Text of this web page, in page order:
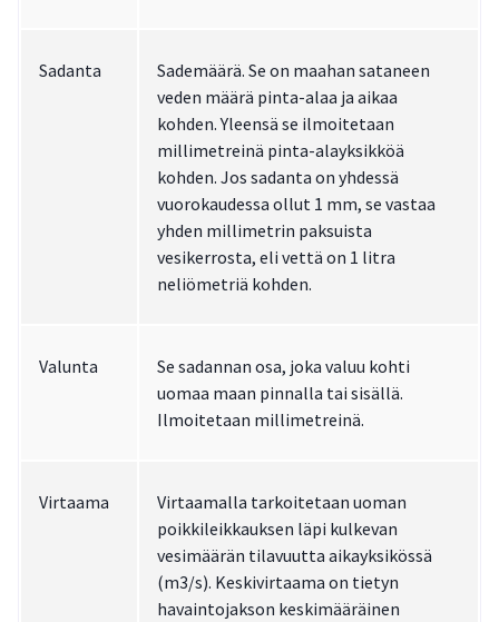
Sadanta
Sademäärä. Se on maahan sataneen
veden määrä pinta-alaa ja aikaa
kohden. Yleensä se ilmoitetaan
millimetreinä pinta-alayksikköä
kohden. Jos sadanta on yhdessä
vuorokaudessa ollut 1 mm, se vastaa
yhden millimetrin paksuista
vesikerrosta, eli vettä on 1 litra
neliömetriä kohden.
Valunta
Se sadannan osa, joka valuu kohti
uomaa maan pinnalla tai sisällä.
Ilmoitetaan millimetreinä.
Virtaama
Virtaamalla tarkoitetaan uoman
poikkileikkauksen läpi kulkevan
vesimäärän tilavuutta aikayksikössä
(m3/s). Keskivirtaama on tietyn
havaintojakson keskimääräinen